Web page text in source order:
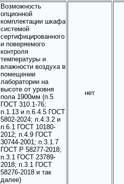
Возможность
опционной
комплектации шкафа
системой
сертифицированного
и поверяемого
контроля
температуры и
влажности воздуха в
помещении
лаборатории на
высоте от уровня
пола 1900мм (п.5
ГОСТ 310.1-76;
п.1.13 и п.6.4.5 ГОСТ
5802-2024; п.4.3.2 и
п.6.1 ГОСТ 10180-
2012; п.4.9 ГОСТ
30744-2001; п.3.1.7
ГОСТ Р 58277-2018;
п.3.1 ГОСТ 23789-
2018; п.3.1 ГОСТ
58276-2018 и так
далее)
нет